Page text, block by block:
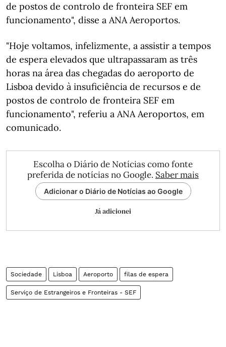
de postos de controlo de fronteira SEF em
funcionamento", disse a ANA Aeroportos.
"Hoje voltamos, infelizmente, a assistir a tempos
de espera elevados que ultrapassaram as três
horas na área das chegadas do aeroporto de
Lisboa devido à insuficiência de recursos e de
postos de controlo de fronteira SEF em
funcionamento", referiu a ANA Aeroportos, em
comunicado.
Escolha o Diário de Notícias como fonte
preferida de notícias no Google. Saber mais
Adicionar o Diário de Notícias ao Google
Já adicionei
Sociedade Lisboa Aeroporto filas de espera
Serviço de Estrangeiros e Fronteiras - SEF